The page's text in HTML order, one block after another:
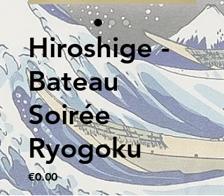
Hiroshige -
Bateau
Soirée
Ryogoku
€0.00Price